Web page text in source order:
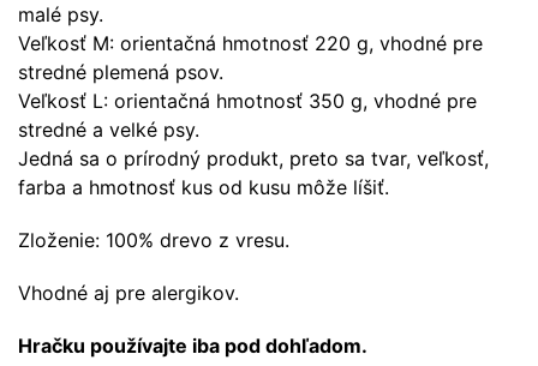
malé psy.
Veľkosť M: orientačná hmotnosť 220 g, vhodné pre
stredné plemená psov.
Veľkosť L: orientačná hmotnosť 350 g, vhodné pre
stredné a velké psy.
Jedná sa o prírodný produkt, preto sa tvar, veľkosť,
farba a hmotnosť kus od kusu môže líšiť.
Zloženie: 100% drevo z vresu.
Vhodné aj pre alergikov.
Hračku používajte iba pod dohľadom.